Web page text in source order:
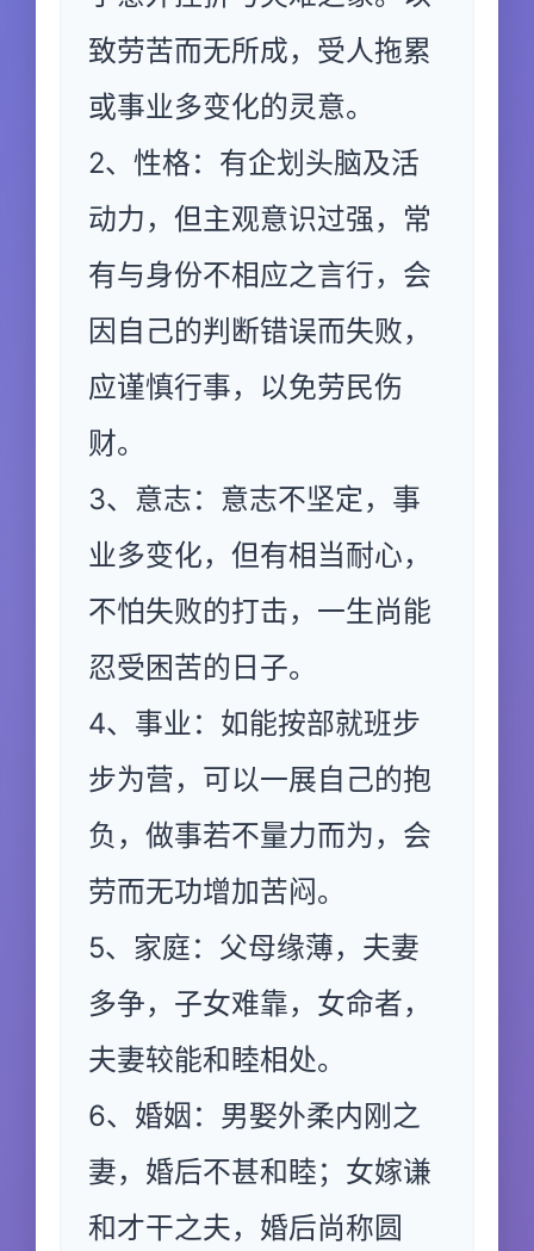
致劳苦而无所成，受人拖累
或事业多变化的灵意。
2、性格：有企划头脑及活
动力，但主观意识过强，常
有与身份不相应之言行，会
因自己的判断错误而失败，
应谨慎行事，以免劳民伤
财。
3、意志：意志不坚定，事
业多变化，但有相当耐心，
不怕失败的打击，一生尚能
忍受困苦的日子。
4、事业：如能按部就班步
步为营，可以一展自己的抱
负，做事若不量力而为，会
劳而无功增加苦闷。
5、家庭：父母缘薄，夫妻
多争，子女难靠，女命者，
夫妻较能和睦相处。
6、婚姻：男娶外柔内刚之
妻，婚后不甚和睦；女嫁谦
和才干之夫，婚后尚称圆